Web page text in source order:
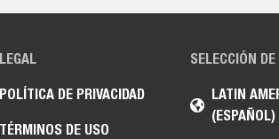
SELECCIÓN DE
LATIN
(ESPAÑOL)
LEGAL
POLÍTICA DE PRIVACIDAD
TÉRMINOS DE USO